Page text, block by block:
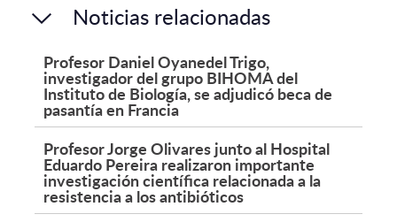
Noticias relacionadas
Profesor Daniel Oyanedel Trigo,
investigador del grupo BIHOMA del
Instituto de Biología, se adjudicó beca de
pasantía en Francia
Profesor Jorge Olivares junto al Hospital
Eduardo Pereira realizaron importante
investigación científica relacionada a la
resistencia a los antibióticos